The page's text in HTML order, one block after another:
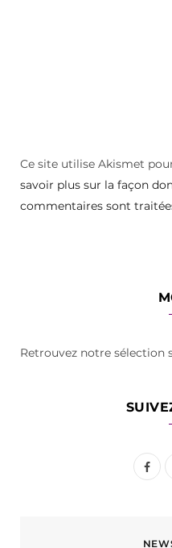
Ce site utilise Akismet
savoir plus sur la façon
commentaires sont
Retrouvez notre sélection
F